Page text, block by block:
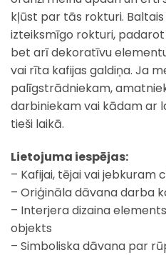
kļūst par tās rokturi.
izteiksmīgo rokturi,
bet arī dekoratīvu
vai rīta kafijas galdiņa. Ja
palīgstrādniekam,
darbiniekam vai kādam ar
tieši laikā.
Lietojuma iespējas:
– Kafijai, tējai vai jebkuram
– Oriģināla dāvana darba
– Interjera dizaina
objekts
– Simboliska dāvana par